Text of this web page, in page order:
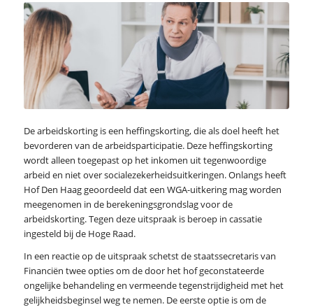
De arbeidskorting is een heffingskorting, die als doel heeft het
bevorderen van de arbeidsparticipatie. Deze heffingskorting
wordt alleen toegepast op het inkomen uit tegenwoordige
arbeid en niet over socialezekerheidsuitkeringen. Onlangs heeft
Hof Den Haag geoordeeld dat een WGA-uitkering mag worden
meegenomen in de berekeningsgrondslag voor de
arbeidskorting. Tegen deze uitspraak is beroep in cassatie
ingesteld bij de Hoge Raad.
In een reactie op de uitspraak schetst de staatssecretaris van
Financiën twee opties om de door het hof geconstateerde
ongelijke behandeling en vermeende tegenstrijdigheid met het
gelijkheidsbeginsel weg te nemen. De eerste optie is om de